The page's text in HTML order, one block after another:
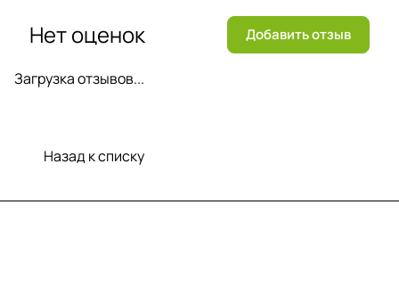
Загрузка отзывов...
Нет оценок Добавить отзыв
Назад к списку